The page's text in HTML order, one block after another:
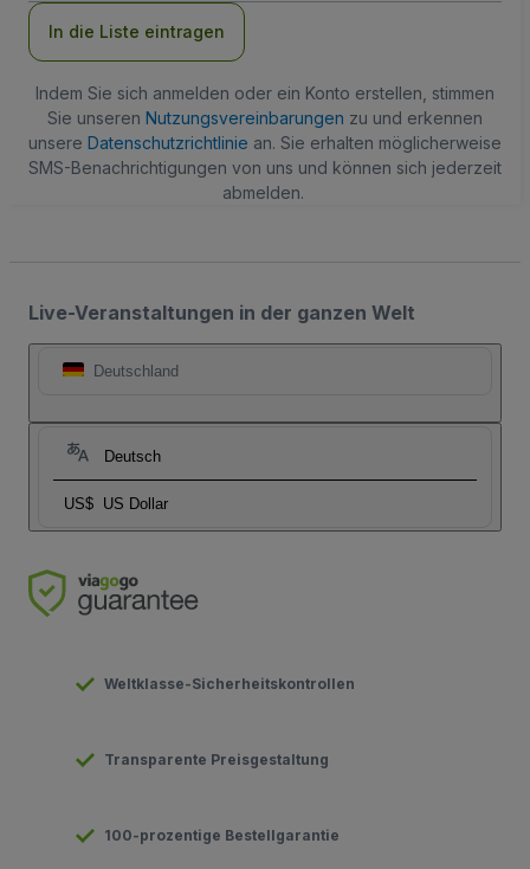
In die Liste eintragen
Indem Sie sich anmelden oder ein Konto erstellen, stimmen
Sie unseren Nutzungsvereinbarungen zu und erkennen
unsere Datenschutzrichtlinie an. Sie erhalten möglicherweise
SMS-Benachrichtigungen von uns und können sich jederzeit
abmelden.
Live-Veranstaltungen in der ganzen Welt
Deutschland
Deutsch
US$ US Dollar
Weltklasse-Sicherheitskontrollen
Transparente Preisgestaltung
100-prozentige Bestellgarantie